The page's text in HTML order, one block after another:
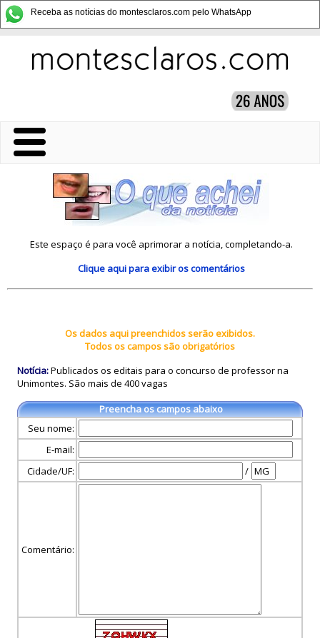
Receba as notícias do montesclaros.com pelo WhatsApp
Este espaço é para você aprimorar a notícia, completando-a.
Clique aquipara exibir os comentários
Os dados aqui preenchidos serão exibidos.
Todos os campos são obrigatórios
Notícia:Publicados os editais para o concurso de professor na
Unimontes. São mais de 400 vagas
Preencha os campos abaixo
Seu nome:
E-mail:
Cidade/UF:
/
Comentário: